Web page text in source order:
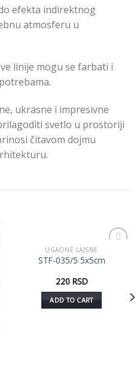
efekta indirektnog
atmosferu u
linije mogu se farbati i
ukrasne i impresivne
svetlo u prostoriji
čitavom dojmu
UGAONE LAJSNE
STF-035/5 5x5cm
220 RSD
ADD TO CART